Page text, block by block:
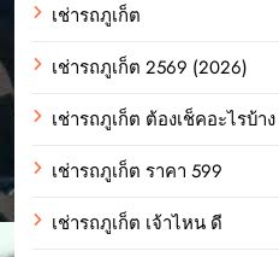
เช่ารถภูเก็ต
เช่ารถภูเก็ต 2569 (2026)
เช่ารถภูเก็ต ต้องเช็คอะไรบ้าง
เช่ารถภูเก็ต ราคา 599
เช่ารถภูเก็ต เจ้าไหน ดี